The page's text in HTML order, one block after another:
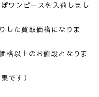
ワンピースを入荷しまし
した買取価格になりま
格以上のお値段となりま
です）